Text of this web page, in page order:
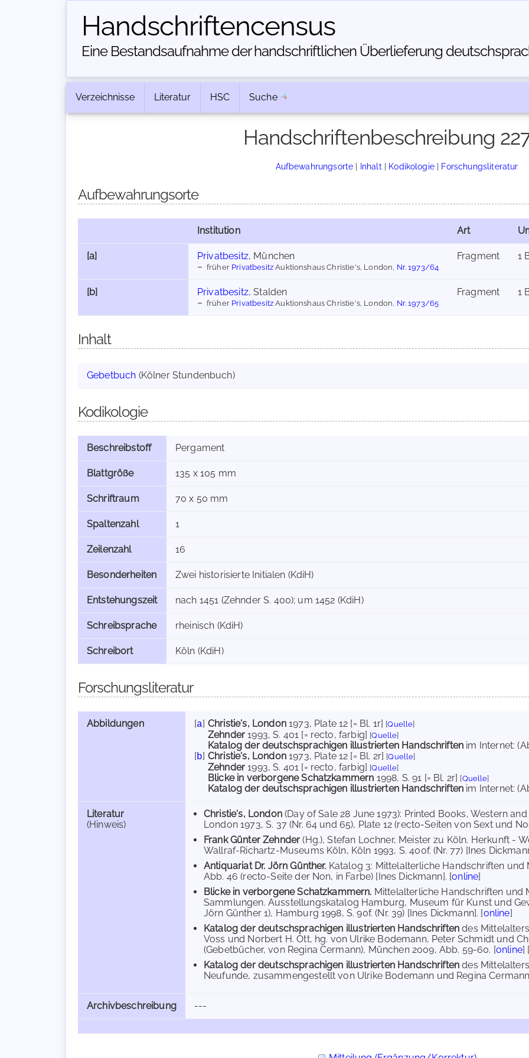
Handschriften­census
Eine Bestandsaufnahme der handschriftlichen Über­lieferung
Verzeichnisse Literatur HSC Suche
Handschriftenbeschreibung
Aufbewahrungsorte | Inhalt | Kodikologie| Forschungsliteratur
Aufbewahrungsorte
Institution Art
[a] Privatbesitz, München
früher PrivatbesitzAuktionshaus Christie's, London, Nr. 1973/64
Fragment 1
[b] Privatbesitz, Stalden
früher PrivatbesitzAuktionshaus Christie's, London, Nr. 1973/65
Fragment 1
Inhalt
Gebetbuch (Kölner Stundenbuch)
Kodikologie
Beschreibstoff Pergament
Blattgröße 135 x 105 mm
Schriftraum 70 x 50 mm
Spaltenzahl 1
Zeilenzahl 16
Besonderheiten Zwei historisierte Initialen (KdiH)
Entstehungszeit nach 1451 (Zehnder S. 400); um 1452 (KdiH)
Schreibsprache rheinisch (KdiH)
Schreibort Köln (KdiH)
Forschungsliteratur
Abbildungen [a] Christie's, London1973, Plate 12 [= Bl. 1r] [Quelle]
Zehnder 1993, S. 401 [= recto, farbig] [Quelle]
Katalog der deutschsprachigen illustrierten Handschriften im Internet:
[b] Christie's, London1973, Plate 12 [= Bl. 2r] [Quelle]
Zehnder 1993, S. 401 [= recto, farbig] [Quelle]
Blicke in verborgene Schatzkammern 1998, S. 91 [= Bl. 2r] [Quelle]
Katalog der deutschsprachigen illustrierten Handschriften im Internet:
Literatur
(Hinweis)
Christie's, London(Day of Sale 28 June 1973): Printed Books, Western
London 1973, S. 37 (Nr. 64 und 65), Plate 12 (recto-Seiten von Sext und
Frank Günter Zehnder(Hg.), Stefan Lochner, Meister zu Köln. Herkunft -
Wallraf-Richartz-Museums Köln, Köln 1993, S. 400f. (Nr. 77) [Ines
Antiquariat Dr. Jörn Günther. Katalog 3: Mittelalterliche Handschriften und
Abb. 46 (recto-Seite der Non, in Farbe) [Ines Dickmann]. [online]
Blicke in verborgene Schatzkammern. Mittelalterliche Handschriften und
Sammlungen. Ausstellungskatalog Hamburg, Museum für Kunst und
Jörn Günther 1), Hamburg 1998, S. 90f. (Nr. 39) [Ines Dickmann]. [online]
Katalog der deutschsprachigen illustrierten Handschriften des
Voss und Norbert H. Ott, hg. von Ulrike Bodemann, Peter Schmidt und
(Gebetbücher, von Regina Cermann), München 2009, Abb. 59-60. [online] [
Katalog der deutschsprachigen illustrierten Handschriften des
Neufunde, zusammengestellt von Ulrike Bodemann und Regina
Archivbeschreibung ---